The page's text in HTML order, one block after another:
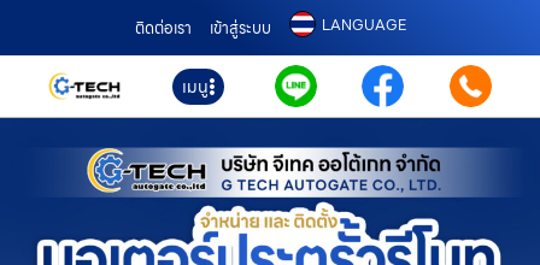
ติดต่อเรา เข้าสู่ระบบ LANGUAGE
เมนู